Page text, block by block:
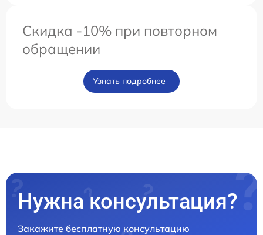
Скидка -10% при повторном
обращении
Узнать подробнее
Нужна консультация?
Закажите бесплатную консультацию